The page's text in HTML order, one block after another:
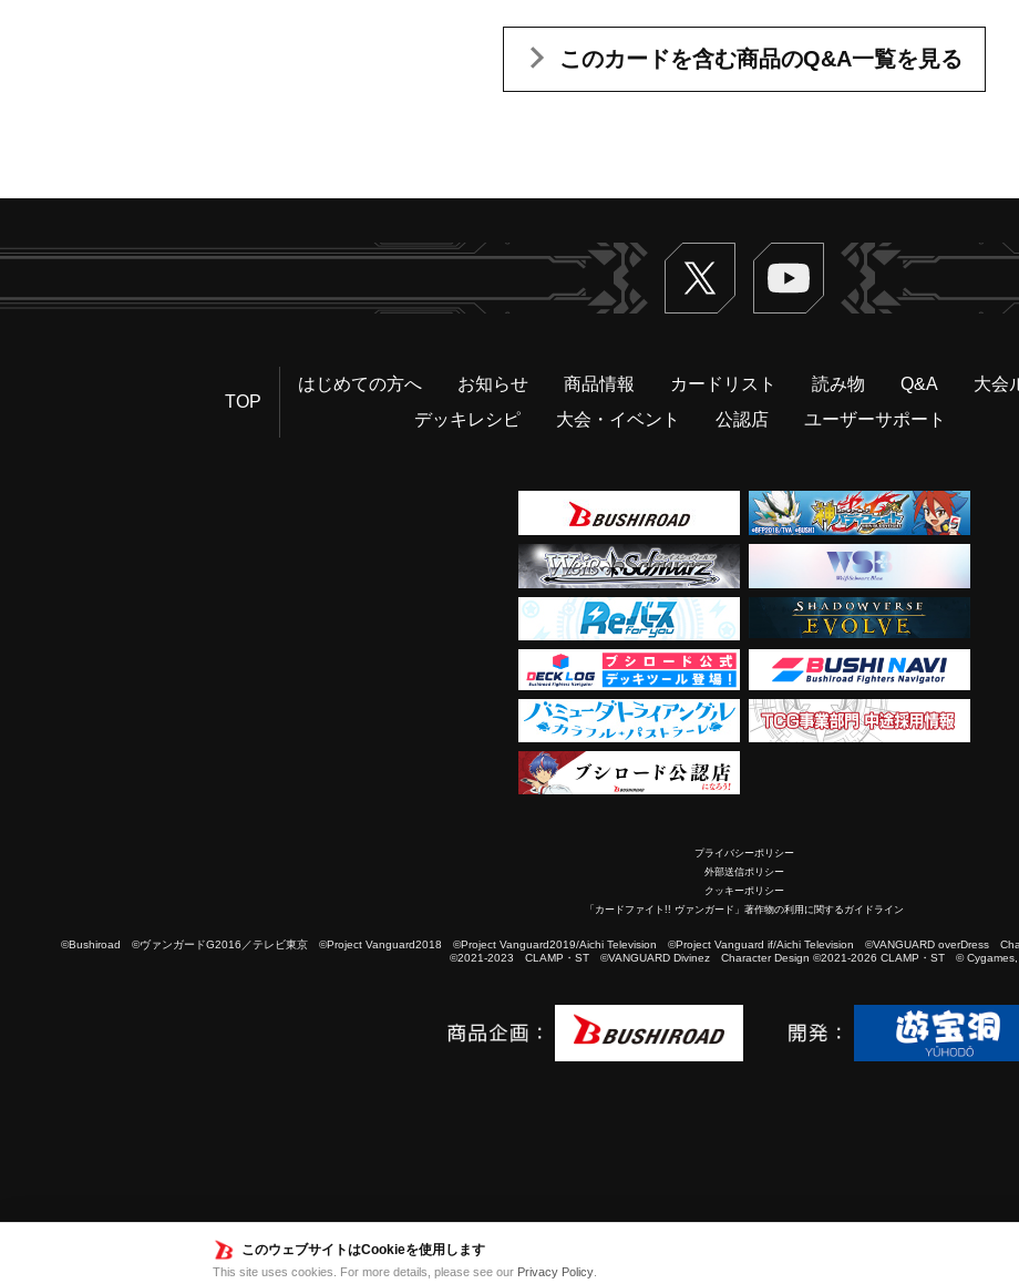
このウェブサイトはCookieを使用します
This site uses cookies. For more details, please see our Privacy Policy
このカードを含む商品のQ&A一覧を見る
Twitter ヴァンガードch
TOP
はじめての方へ お知らせ 商品情報 カードリスト 読み物 Q&A
大会
デッキレシピ
大会・イベント 公認店 ユーザーサポート
プライバシーポリシー
外部送信ポリシー
クッキーポリシー
「カードファイト!! ヴァンガード」著作物の利用に関するガイドライン
©Bushiroad ©ヴァンガードG2016／テレビ東京 ©Project Vanguard2018 ©Project Vanguard2019/Aichi Television ©Project Vanguard if/Aichi Television ©VANGUARD overDress
©2021-2023 CLAMP・ST ©VANGUARD Divinez Character Design ©2021-2026 CLAMP・ST © Cygames,